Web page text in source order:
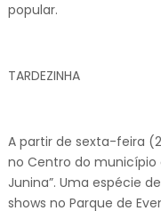
popular.
TARDEZINHA
A partir de sexta-feira
no Centro do município
Junina”. Uma espécie
shows no Parque de